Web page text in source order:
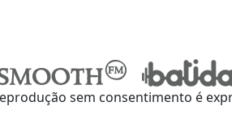
sem consentimento é